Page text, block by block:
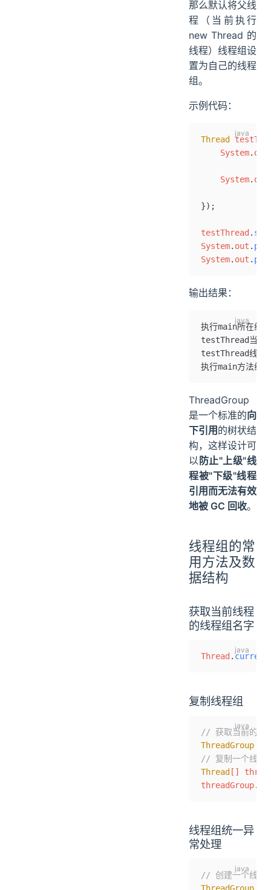
那么默认将父线
程（当前执行
new Thread 的
线程）线程组设
置为自己的线程
组。
示例代码：
Thread
    System
. out
    System
. out
}) ;
testThread .
System. out .
System. out .
输出结果：
执行main所在线
testThread当前
testThread线程
执行main方法线
ThreadGroup
是一个标准的向
下引用的树状结
构，这样设计可
以 防止"上级"线
程被"下级"线程
引用而无法有效
地被 GC 回收。
线程组的常
用方法及数
据结构
获取当前线程
的线程组名字
Thread .
复制线程组
// 获取当前的线
ThreadGroup
// 复制一个线程
Thread []
threadGroup.
线程组统一异
常处理
// 创建一个线程
ThreadGroup